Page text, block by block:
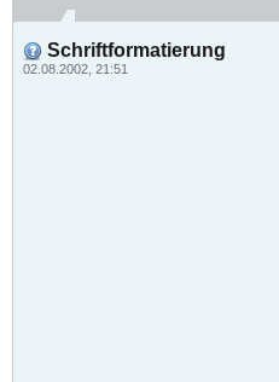
Schriftformatierung
02.08.2002, 21:51